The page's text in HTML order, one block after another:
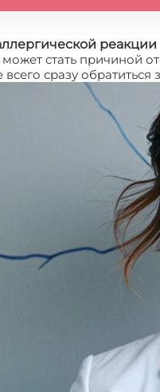
реакции
стать причиной
сразу